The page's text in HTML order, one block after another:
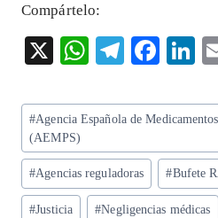
Compártelo:
X
W
ts
A
p
p
T
eg
m
F
eb
o
k
n
Etiquetas
de
la
entrada:
#Agencia Española de
(AEMPS)
#Agencias reguladoras #Bufete
#Justicia #Negligencias médicas